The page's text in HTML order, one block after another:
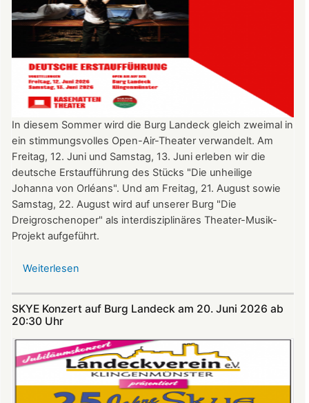
In diesem Sommer wird die Burg Landeck gleich zweimal in
ein stimmungsvolles Open-Air-Theater verwandelt. Am
Freitag, 12. Juni und Samstag, 13. Juni erleben wir die
deutsche Erstaufführung des Stücks "Die unheilige
Johanna von Orléans". Und am Freitag, 21. August sowie
Samstag, 22. August wird auf unserer Burg "Die
Dreigroschenoper" als interdisziplinäres Theater-Musik-
Projekt aufgeführt.
Weiterlesen
Theatersommer
Burg
Landeck
SKYE Konzert auf Burg Landeck am 20. Juni 2026 ab
20:30 Uhr​​​​​​​​​​​​​​